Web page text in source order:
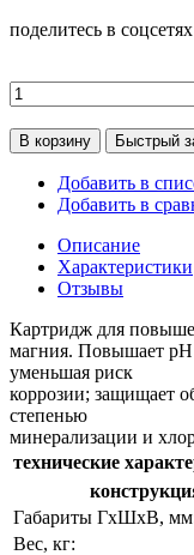
поделитесь в соцсетях
В корзину Быстрый
Добавить в
Добавить в
Описание
Характеристики
Отзывы
Картридж для
магния. Повышает pH
уменьшая риск
коррозии; защищает
степенью
минерализации и
технические
Габариты ГхШхВ,
Вес, кг: